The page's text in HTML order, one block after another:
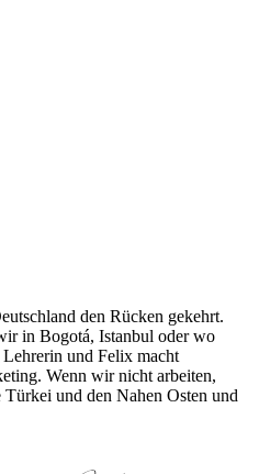
den Rücken gekehrt.
in Bogotá, Istanbul oder wo
und Felix macht
Wenn wir nicht arbeiten,
und den Nahen Osten und